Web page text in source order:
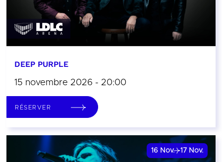
DEEP PURPLE
15 novembre 2026 - 20:00
RÉSERVER
16 Nov. 17 Nov.